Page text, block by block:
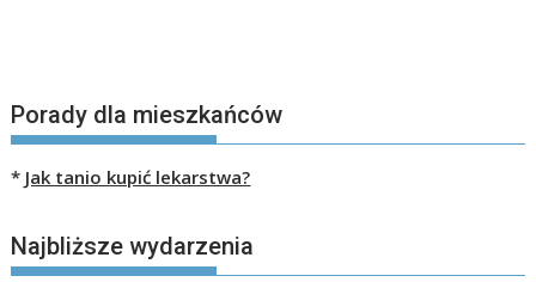
Porady dla mieszkańców
* Jak tanio kupić lekarstwa?
Najbliższe wydarzenia